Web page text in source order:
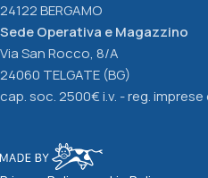
24122 BERGAMO
Sede Operativa e Magazzino
Via San Rocco, 8/A
24060 TELGATE (BG)
cap. soc. 2500€ i.v. - reg.